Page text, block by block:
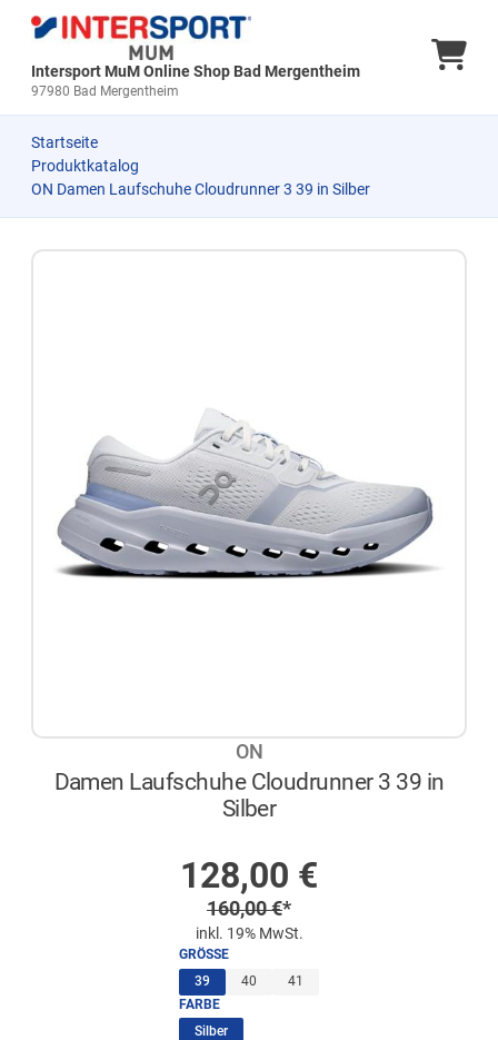
Intersport MuM Online Shop Bad Mergentheim
97980 Bad Mergentheim
Startseite
Produktkatalog
ON Damen Laufschuhe Cloudrunner 3 39 in Silber
ON
Damen Laufschuhe Cloudrunner 3 39 in
Silber
Sonderpreis
128,00 €
Regulärer Preis
160,00€*
inkl. 19% MwSt.
GRÖSSE
39(ausgewählt)
40
41
FARBE
Silber(ausgewählt)